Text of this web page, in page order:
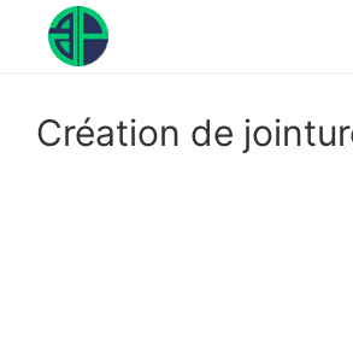
contenu
Création de